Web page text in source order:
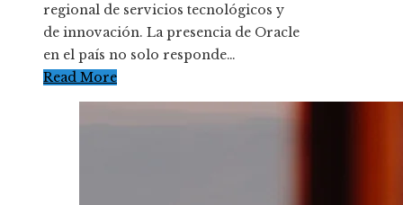
regional de servicios tecnológicos y
de innovación. La presencia de Oracle
en el país no solo responde…
Read More